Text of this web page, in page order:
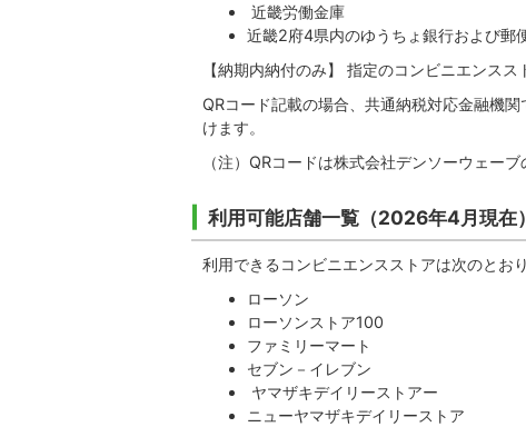
近畿労働金庫
近畿2府4県内のゆうちょ銀行および郵
【納期内納付のみ】 指定のコンビニエンス
QRコード記載の場合、共通納税対応金融機
けます。
（注）QRコードは株式会社デンソーウェーブ
利用可能店舗一覧（2026年4月現在）
利用できるコンビニエンスストアは次のとおり
ローソン
ローソンストア100
ファミリーマート
セブン－イレブン
ヤマザキデイリーストアー
ニューヤマザキデイリーストア